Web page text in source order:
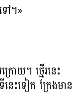
ៅ។»
ោយ។ ថ្មើរនេះ
នេះទៀត ក្រែងមាន